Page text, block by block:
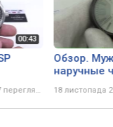
Обзор.
наручные
18 листопада